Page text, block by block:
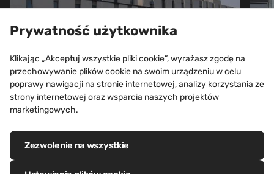
BIURA, BUDYNKI KOMERCYJNE, CENTRA
HANDLOWE, HOTELE
Esplanade One Mall,
Bhubaneswar (Indie)
Prywatność użytkownika
Klikając „Akceptuj wszystkie pliki cookie”, wyrażasz zgodę na
przechowywanie plików cookie na swoim urządzeniu w celu
poprawy nawigacji na stronie internetowej, analizy korzystania ze
strony internetowej oraz wsparcia naszych projektów
marketingowych.
Zezwolenie na wszystkie